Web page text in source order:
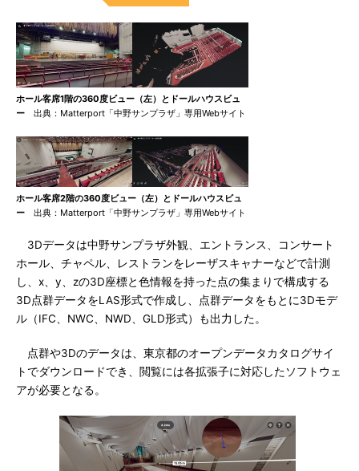
ホール客席1階の360度ビュー（左）とドールハウスビュ
ー 出典：Matterport「中野サンプラザ」専用Webサイト
ホール客席2階の360度ビュー（左）とドールハウスビュ
ー 出典：Matterport「中野サンプラザ」専用Webサイト
3Dデータは中野サンプラザ外観、エントランス、コンサート
ホール、チャペル、レストランをレーザスキャナーなどで計測
し、x、y、zの3D座標と色情報を持った点の集まりで構成する
3D点群データをLAS形式で作成し、点群データをもとに3Dモデ
ル（IFC、NWC、NWD、GLD形式）も出力した。
点群や3Dのデータは、東京都のオープンデータカタログサイ
トでダウンロードでき、閲覧には各拡張子に対応したソフトウェ
アが必要となる。